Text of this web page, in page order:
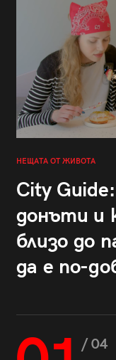
НЕЩАТА ОТ ЖИВОТА
City
донъти и
близо до
да е по-
/ 04